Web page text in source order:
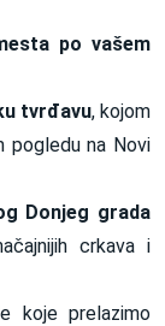
po vašem
tvrđavu, kojom
pogledu na Novi
Donjeg grada
crkava i
koje prelazimo